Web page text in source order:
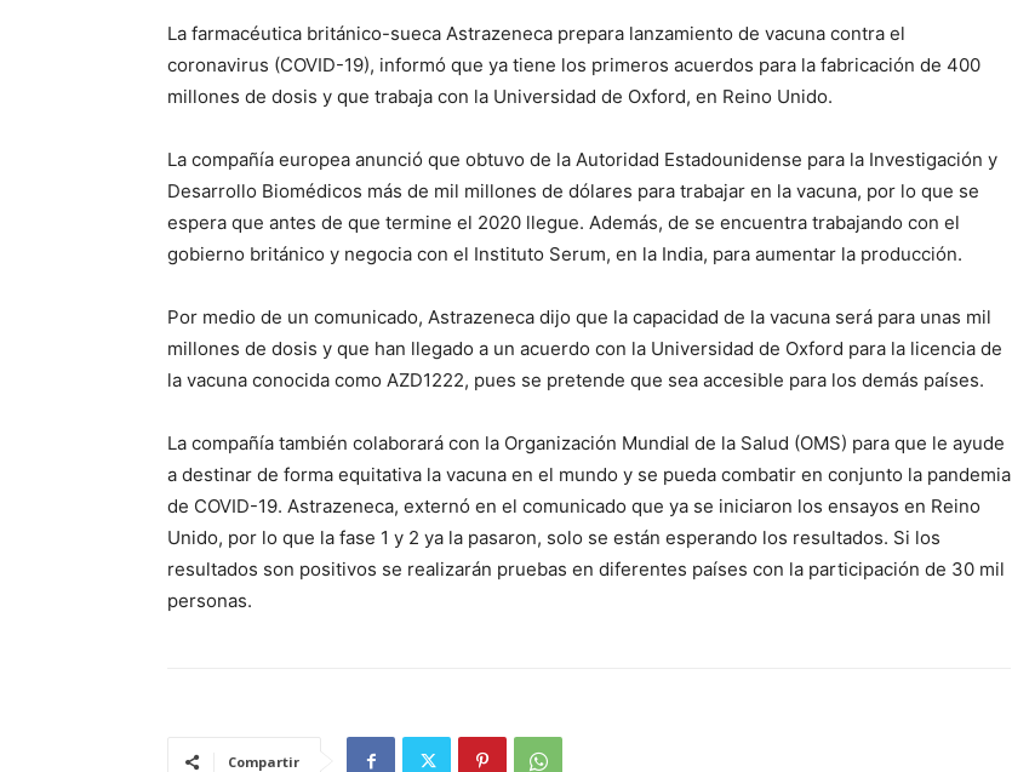
La farmacéutica británico-sueca Astrazeneca prepara lanzamiento de vacuna contra el
coronavirus (COVID-19), informó que ya tiene los primeros acuerdos para la fabricación de 400
millones de dosis y que trabaja con la Universidad de Oxford, en Reino Unido.
La compañía europea anunció que obtuvo de la Autoridad Estadounidense para la Investigación y
Desarrollo Biomédicos más de mil millones de dólares para trabajar en la vacuna, por lo que se
espera que antes de que termine el 2020 llegue. Además, de se encuentra trabajando con el
gobierno británico y negocia con el Instituto Serum, en la India, para aumentar la producción.
Por medio de un comunicado, Astrazeneca dijo que la capacidad de la vacuna será para unas mil
millones de dosis y que han llegado a un acuerdo con la Universidad de Oxford para la licencia de
la vacuna conocida como AZD1222, pues se pretende que sea accesible para los demás países.
La compañía también colaborará con la Organización Mundial de la Salud (OMS) para que le ayude
a destinar de forma equitativa la vacuna en el mundo y se pueda combatir en conjunto la pandemia
de COVID-19. Astrazeneca, externó en el comunicado que ya se iniciaron los ensayos en Reino
Unido, por lo que la fase 1 y 2 ya la pasaron, solo se están esperando los resultados. Si los
resultados son positivos se realizarán pruebas en diferentes países con la participación de 30 mil
personas.
Compartir